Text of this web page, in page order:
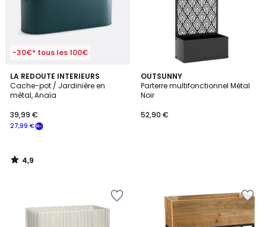
-30€* tous les 100€
LA REDOUTE INTERIEURS
Cache-pot / Jardinière en
métal, Anaïa
27,99 €
39,99 €
4,9
/ 5
4,9
/
OUTSUNNY
Parterre multifonctionnel Métal
Noir
52,90 €